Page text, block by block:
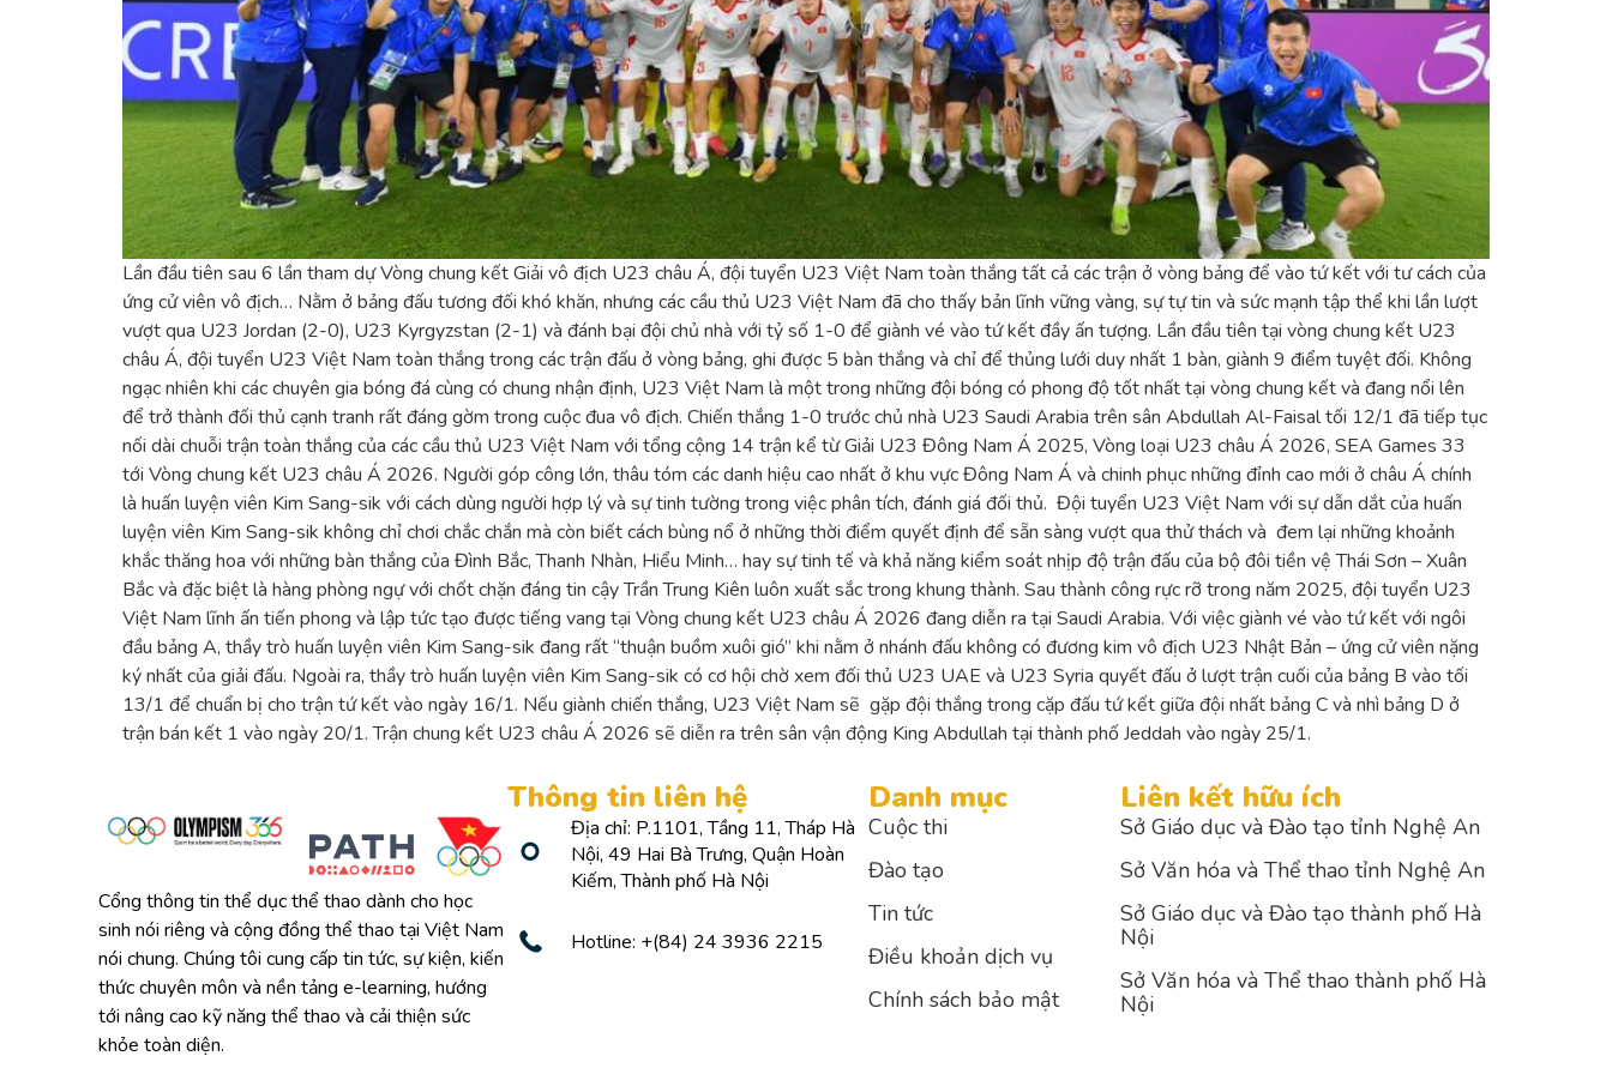
Lần đầu tiên sau 6 lần tham dự Vòng chung kết Giải vô địch U23 châu Á, đội tuyển U23 Việt Nam toàn thắng tất cả các trận ở vòng bảng để vào tứ kết với tư cách của
ứng cử viên vô địch… Nằm ở bảng đấu tương đối khó khăn, nhưng các cầu thủ U23 Việt Nam đã cho thấy bản lĩnh vững vàng, sự tự tin và sức mạnh tập thể khi lần lượt
vượt qua U23 Jordan (2-0), U23 Kyrgyzstan (2-1) và đánh bại đội chủ nhà với tỷ số 1-0 để giành vé vào tứ kết đầy ấn tượng. Lần đầu tiên tại vòng chung kết U23
châu Á, đội tuyển U23 Việt Nam toàn thắng trong các trận đấu ở vòng bảng, ghi được 5 bàn thắng và chỉ để thủng lưới duy nhất 1 bàn, giành 9 điểm tuyệt đối. Không
ngạc nhiên khi các chuyên gia bóng đá cùng có chung nhận định, U23 Việt Nam là một trong những đội bóng có phong độ tốt nhất tại vòng chung kết và đang nổi lên
để trở thành đối thủ cạnh tranh rất đáng gờm trong cuộc đua vô địch. Chiến thắng 1-0 trước chủ nhà U23 Saudi Arabia trên sân Abdullah Al-Faisal tối 12/1 đã tiếp tục
nối dài chuỗi trận toàn thắng của các cầu thủ U23 Việt Nam với tổng cộng 14 trận kể từ Giải U23 Đông Nam Á 2025, Vòng loại U23 châu Á 2026, SEA Games 33
tới Vòng chung kết U23 châu Á 2026. Người góp công lớn, thâu tóm các danh hiệu cao nhất ở khu vực Đông Nam Á và chinh phục những đỉnh cao mới ở châu Á chính
là huấn luyện viên Kim Sang-sik với cách dùng người hợp lý và sự tinh tường trong việc phân tích, đánh giá đối thủ. Đội tuyển U23 Việt Nam với sự dẫn dắt của huấn
luyện viên Kim Sang-sik không chỉ chơi chắc chắn mà còn biết cách bùng nổ ở những thời điểm quyết định để sẵn sàng vượt qua thử thách và đem lại những khoảnh
khắc thăng hoa với những bàn thắng của Đình Bắc, Thanh Nhàn, Hiểu Minh… hay sự tinh tế và khả năng kiểm soát nhịp độ trận đấu của bộ đôi tiền vệ Thái Sơn – Xuân
Bắc và đặc biệt là hàng phòng ngự với chốt chặn đáng tin cậy Trần Trung Kiên luôn xuất sắc trong khung thành. Sau thành công rực rỡ trong năm 2025, đội tuyển U23
Việt Nam lĩnh ấn tiến phong và lập tức tạo được tiếng vang tại Vòng chung kết U23 châu Á 2026 đang diễn ra tại Saudi Arabia. Với việc giành vé vào tứ kết với ngôi
đầu bảng A, thầy trò huấn luyện viên Kim Sang-sik đang rất “thuận buồm xuôi gió” khi nằm ở nhánh đấu không có đương kim vô địch U23 Nhật Bản – ứng cử viên nặng
ký nhất của giải đấu. Ngoài ra, thầy trò huấn luyện viên Kim Sang-sik có cơ hội chờ xem đối thủ U23 UAE và U23 Syria quyết đấu ở lượt trận cuối của bảng B vào tối
13/1 để chuẩn bị cho trận tứ kết vào ngày 16/1. Nếu giành chiến thắng, U23 Việt Nam sẽ gặp đội thắng trong cặp đấu tứ kết giữa đội nhất bảng C và nhì bảng D ở
trận bán kết 1 vào ngày 20/1. Trận chung kết U23 châu Á 2026 sẽ diễn ra trên sân vận động King Abdullah tại thành phố Jeddah vào ngày 25/1.
Cổng thông tin thể dục thể thao dành cho học
sinh nói riêng và cộng đồng thể thao tại Việt Nam
nói chung. Chúng tôi cung cấp tin tức, sự kiện, kiến
thức chuyên môn và nền tảng e-learning, hướng
tới nâng cao kỹ năng thể thao và cải thiện sức
khỏe toàn diện.
Thông tin liên hệ
Địa chỉ: P.1101, Tầng 11, Tháp Hà
Nội, 49 Hai Bà Trưng, Quận Hoàn
Kiếm, Thành phố Hà Nội
Hotline: +(84) 24 3936 2215
Danh mục
Cuộc thi
Đào tạo
Tin tức
Điều khoản dịch vụ
Chính sách bảo mật
Liên kết hữu ích
Sở Giáo dục và Đào tạo tỉnh Nghệ An
Sở Văn hóa và Thể thao tỉnh Nghệ An
Sở Giáo dục và Đào tạo thành phố Hà
Nội
Sở Văn hóa và Thể thao thành phố Hà
Nội